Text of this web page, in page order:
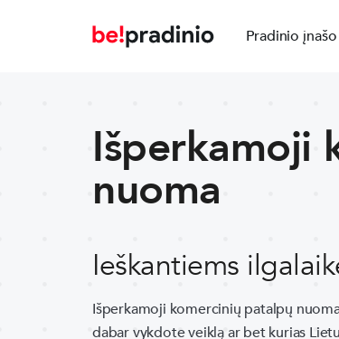
Pradinio
Išperkamoji
nuoma
Ieškantiems
Išperkamoji komercinių patalpų
dabar vykdote veiklą ar bet kurias